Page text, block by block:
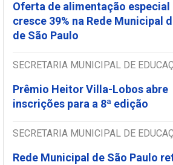
Oferta de alimentação especial
cresce 39% na Rede Municipal
de São Paulo
SECRETARIA MUNICIPAL DE
Prêmio Heitor Villa-Lobos abre
inscrições para a 8ª edição
SECRETARIA MUNICIPAL DE
Rede Municipal de São Paulo